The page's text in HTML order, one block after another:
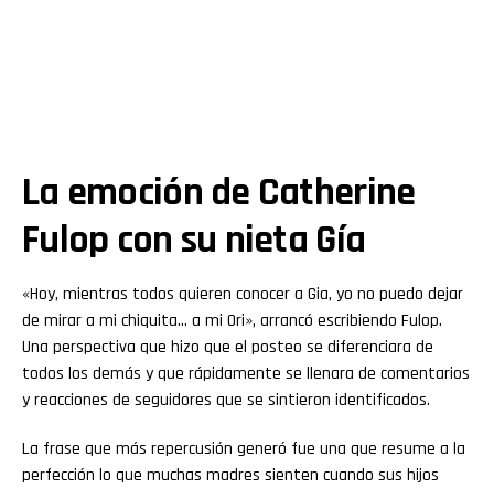
La emoción de Catherine
Fulop con su nieta Gía
«Hoy, mientras todos quieren conocer a Gia, yo no puedo dejar
de mirar a mi chiquita… a mi Ori», arrancó escribiendo Fulop.
Una perspectiva que hizo que el posteo se diferenciara de
todos los demás y que rápidamente se llenara de comentarios
y reacciones de seguidores que se sintieron identificados.
La frase que más repercusión generó fue una que resume a la
perfección lo que muchas madres sienten cuando sus hijos